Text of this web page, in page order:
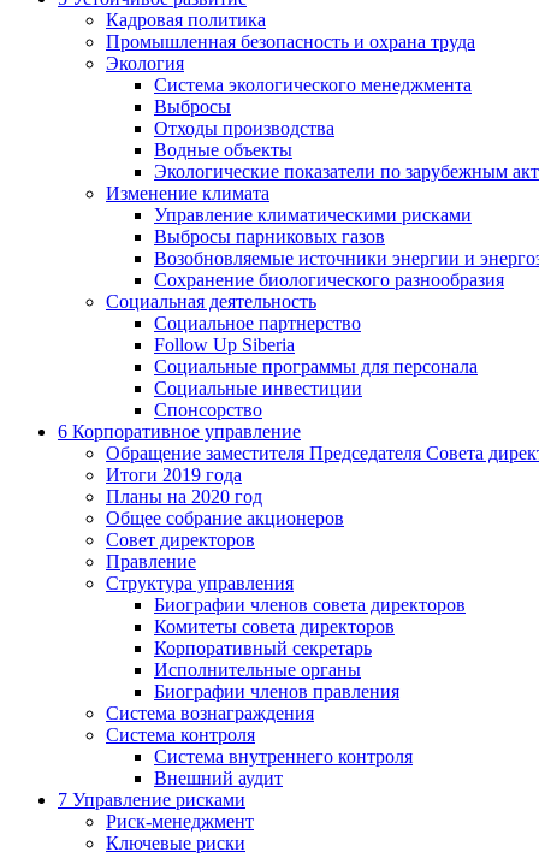
Кадровая политика
Промышленная безопасность и охрана труда
Экология
Система экологического менеджмента
Выбросы
Отходы производства
Водные объекты
Экологические показатели по зарубежным
Изменение климата
Управление климатическими рисками
Выбросы парниковых газов
Возобновляемые источники энергии и
Сохранение биологического разнообразия
Социальная деятельность
Социальное партнерство
Follow Up Siberia
Социальные программы для персонала
Социальные инвестиции
Спонсорство
6 Корпоративное управление
Обращение заместителя Председателя Совета
Итоги 2019 года
Планы на 2020 год
Общее собрание акционеров
Совет директоров
Правление
Структура управления
Биографии членов совета директоров
Комитеты совета директоров
Корпоративный секретарь
Исполнительные органы
Биографии членов правления
Система вознаграждения
Система контроля
Система внутреннего контроля
Внешний аудит
7 Управление рисками
Риск-менеджмент
Ключевые риски